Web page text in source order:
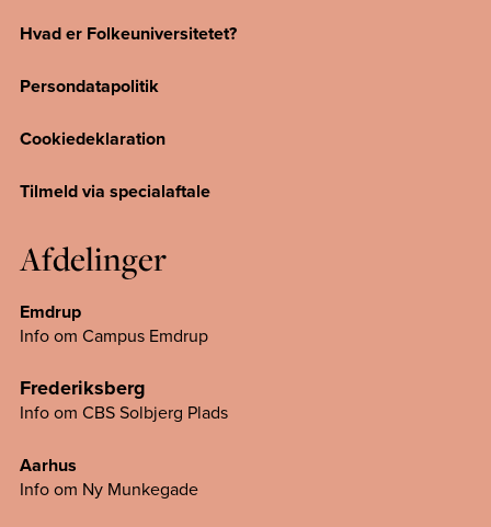
Hvad er Folkeuniversitetet?
Persondatapolitik
Cookiedeklaration
Tilmeld via specialaftale
Afdelinger
Emdrup
Info om Campus Emdrup
Frederiksberg
Info om CBS Solbjerg Plads
Aarhus
Info om Ny Munkegade